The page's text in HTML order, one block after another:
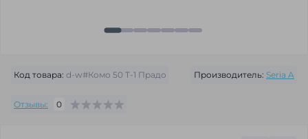
Код товара: d-w#Комо 50 Т-1 Прадо Производитель: Seria A
Отзывы: 0